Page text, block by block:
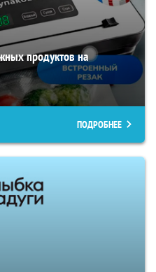
продуктов на
ПОДРОБНЕЕ